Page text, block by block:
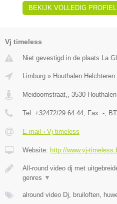
BEKIJK VOLLEDIG PROFIEL
Vj timeless
Niet gevestigd in de plaats La
Limburg » Houthalen Helchteren
Meidoornstraat, 3530
Tel: +32472/29.64.44 , Fax: - ,
E-mail › Vj timeless
Website: http://www.vj-
All-round video dj met
genres ▼
alround video Dj, bruiloften,